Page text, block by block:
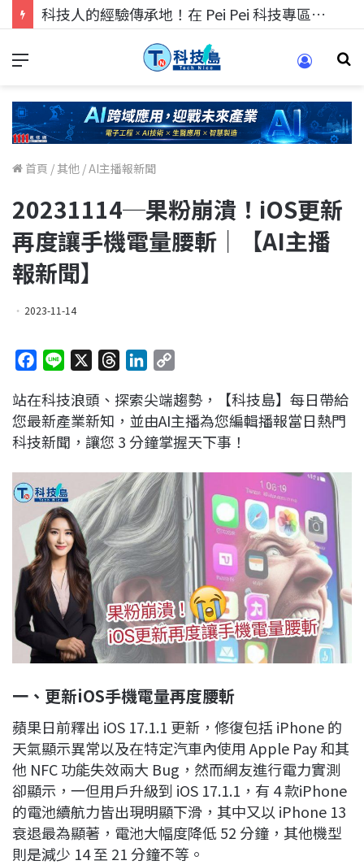
科技人找工作，就到TECH+ 科技專區!
首頁 /其他 /AI主播報新聞
20231114─果粉崩潰！iOS更新
再度讓手機電量腰斬｜【AI主播
報新聞】
2023-11-14
c
e
b
o
k
n
e
r
e
a
s
n
k
e
I
n
p
y
L
n
k
站在科技浪頭、探索尖端趨勢，【科技島】每日帶給
您最新產業新知，並由AI主播為您編輯播報當日熱門
科技新聞，讓您 3 分鐘掌握天下事！
一、更新iOS手機電量再度腰斬
蘋果日前釋出 iOS 17.1.1 更新，修復包括 iPhone 的
天氣顯示異常以及在特定汽車內使用 Apple Pay 和其
他 NFC 功能失效兩大 Bug，然而網友進行電力實測
卻顯示，一但用戶升級到 iOS 17.1.1，有 4 款iPhone
的電池續航力皆出現明顯下滑，其中又以 iPhone 13
衰退最為顯著，電池大幅度降低 52 分鐘，其他機型
則是減少 14 至 21 分鐘不等。